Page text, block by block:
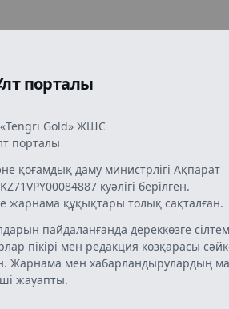
порталы
Gold» ЖШС
порталы
қоғамдық даму министрлігі Ақпарат
куәлігі берілген.
жарнама құқықтары толық сақталған.
пайдаланғанда дереккөзге
пікірі мен редакция көзқарасы
Жарнама мен хабарландырулардың
жауапты.